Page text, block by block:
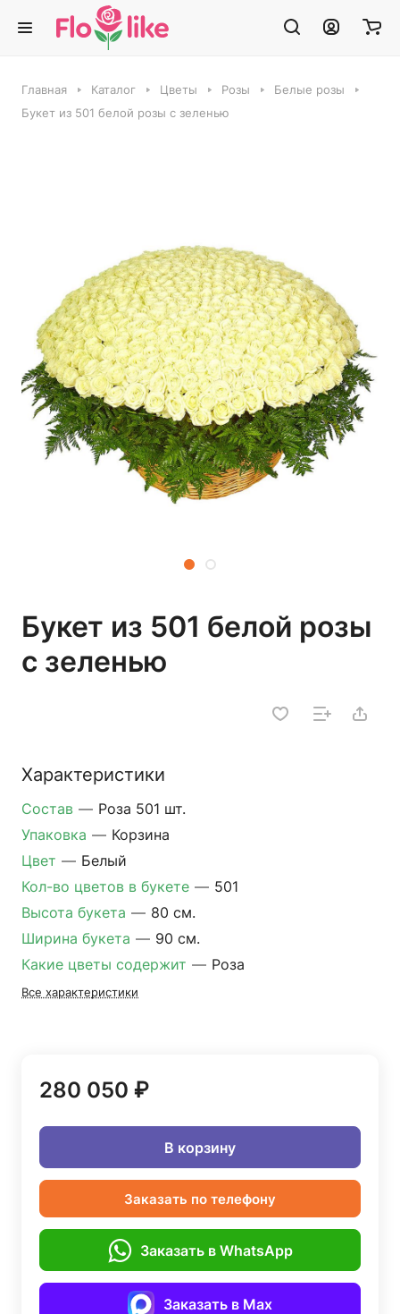
Главная Каталог Цветы Розы
Белые розы
Букет из 501 белой розы с зеленью
Букет из 501 белой розы
с зеленью
Характеристики
Состав — Роза 501 шт.
Упаковка — Корзина
Цвет — Белый
Кол-во цветов в букете — 501
Высота букета — 80 см.
Ширина букета — 90 см.
Какие цветы содержит — Роза
Все характеристики
280 050 ₽
В корзину
Заказать по телефону
Заказать в WhatsApp
Заказать в Max